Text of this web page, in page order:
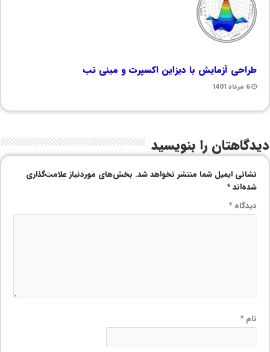
طراحی آزمایش با دیزاین اکسپرت و مینی تب
6 مرداد 1401
دیدگاهتان را بنویسید
نشانی ایمیل شما منتشر نخواهد شد. بخش‌های موردنیاز علامت‌گذاری
شده‌اند*
دیدگاه*
نام*